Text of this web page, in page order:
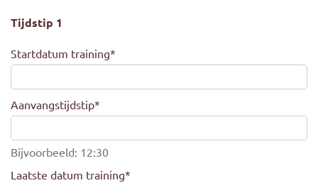
Tijdstip 1
Startdatum training*
Aanvangstijdstip*
Bijvoorbeeld: 12:30
Laatste datum training*